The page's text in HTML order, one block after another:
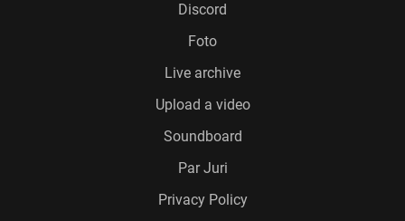
Discord
Foto
Live archive
Upload a video
Soundboard
Par Juri
Privacy Policy